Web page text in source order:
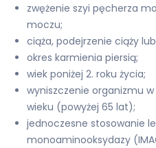
zwężenie szyi pęcherza
moczu;
ciąża, podejrzenie ciąży
okres karmienia piersią;
wiek poniżej 2. roku życia;
wyniszczenie organizmu
wieku (powyżej 65 lat);
jednoczesne stosowanie
monoaminooksydazy